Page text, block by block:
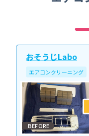
おそうじLabo
エアコンクリーニング
BEFORE